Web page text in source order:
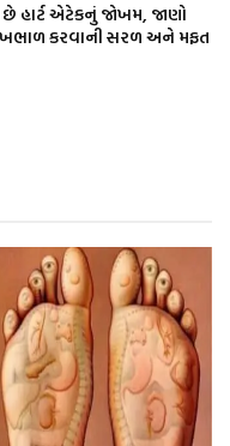
હાર્ટ એટેકનું જોખમ, જાણો
કરવાની સરળ અને મફત